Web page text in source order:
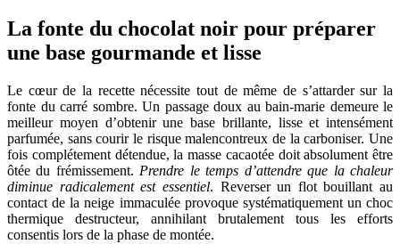
La fonte du chocolat noir pour préparer
une base gourmande et lisse
Le cœur de la recette nécessite tout de même de s’attarder sur la
fonte du carré sombre. Un passage doux au bain-marie demeure le
meilleur moyen d’obtenir une base brillante, lisse et intensément
parfumée, sans courir le risque malencontreux de la carboniser. Une
fois complétement détendue, la masse cacaotée doit absolument être
ôtée du frémissement. Prendre le temps d’attendre que la chaleur
diminue radicalement est essentiel. Reverser un flot bouillant au
contact de la neige immaculée provoque systématiquement un choc
thermique destructeur, annihilant brutalement tous les efforts
consentis lors de la phase de montée.